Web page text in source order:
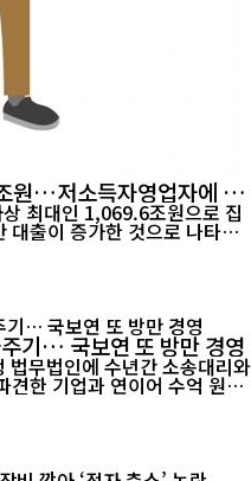
원…저소득자영업자에 빚
최대인 1,069.6조원으로 집
대출이 증가한 것으로 나타났
로부터 제출받은 국정감사 자
자 대출 잔액은 1,069.6조원
록한 것으로...
기… 국보연 또 방만 경영
무법인에 수년간 소송대리와
견한 기업과 연이어 수억 원대
용 안마의자 구입과 고위직
된 바 있어 파장이 예상된
에 따르면,...